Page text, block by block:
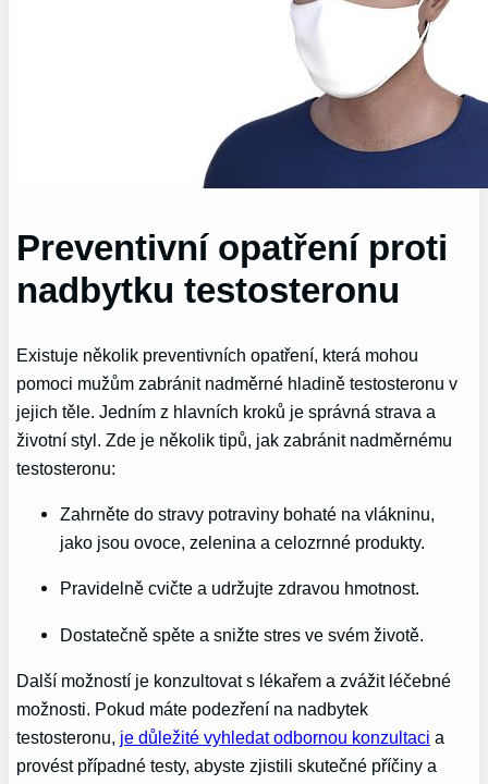
Preventivní opatření proti
nadbytku testosteronu
Existuje několik preventivních opatření, která mohou
pomoci mužům zabránit nadměrné hladině testosteronu v
jejich těle. Jedním z hlavních kroků je správná strava a
životní styl. Zde je několik tipů, jak zabránit nadměrnému
testosteronu:
Zahrněte do stravy potraviny bohaté na vlákninu,
jako jsou ovoce, zelenina a celozrnné produkty.
Pravidelně cvičte a udržujte zdravou hmotnost.
Dostatečně spěte a snižte stres ve svém životě.
Další možností je konzultovat s lékařem a zvážit léčebné
možnosti. Pokud máte podezření na nadbytek
testosteronu, je důležité vyhledat odbornou konzultaci a
provést případné testy, abyste zjistili skutečné příčiny a